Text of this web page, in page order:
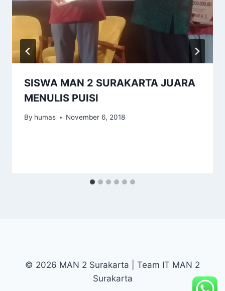
SISWA MAN 2 SURAKARTA JUARA
MENULIS PUISI
By humas November 6, 2018
© 2026 MAN 2 Surakarta | Team IT MAN 2
Surakarta